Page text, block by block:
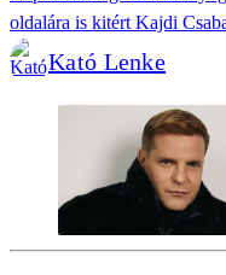
oldalára is kitért Kajdi
Kató Lenke